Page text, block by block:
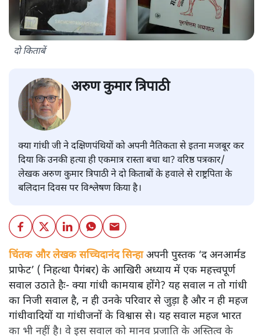
दो किताबें
अरुण कुमार त्रिपाठी
क्या गांधी जी ने दक्षिणपंथियों को अपनी नैतिकता से इतना मजबूर कर
दिया कि उनकी हत्या ही एकमात्र रास्ता बचा था? वरिष्ठ पत्रकार/
लेखक अरुण कुमार त्रिपाठी ने दो किताबों के हवाले से राष्ट्रपिता के
बलिदान दिवस पर विश्लेषण किया है।
चिंतक और लेखक सच्चिदानंद सिन्हाअपनी पुस्तक ‘द अनआर्मड
प्राफेट’ ( निहत्था पैगंबर) के आखिरी अध्याय में एक महत्त्वपूर्ण
सवाल उठाते हैः- क्या गांधी कामयाब होंगे? यह सवाल न तो गांधी
का निजी सवाल है, न ही उनके परिवार से जुड़ा है और न ही महज
गांधीवादियों या गांधीजनों के विश्वास से। यह सवाल महज भारत
का भी नहीं है। वे इस सवाल को मानव प्रजाति के अस्तित्व के